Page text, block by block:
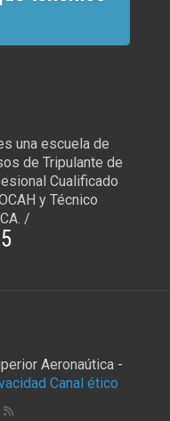
una escuela de
de Tripulante de
Cualificado
y Técnico
/
Aeronaútica -
Canal ético